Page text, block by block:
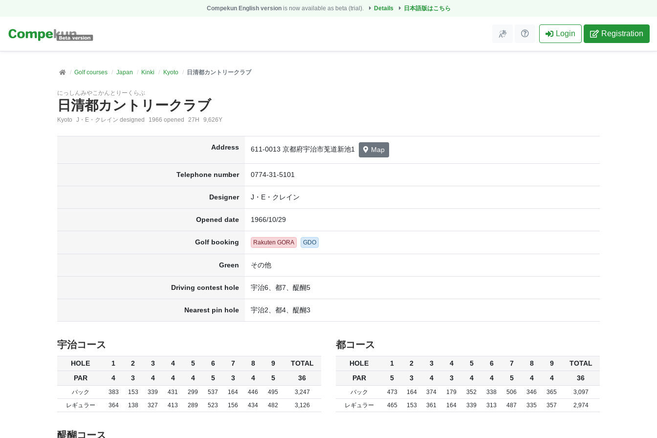
Compekun English versionis now available as beta (trial). Details 日本語版はこちら
Login Registration
Golf courses Japan Kinki Kyoto 日清都カントリークラブ
にっしんみやこかんとりーくらぶ
日清都カントリークラブ
Kyoto J・E・クレイン designed 1966 opened 27H 9,626Y
Address 611-0013 京都府宇治市莵道新池1 Map
Telephone number 0774-31-5101
Designer J・E・クレイン
Opened date 1966/10/29
Golf booking Rakuten GORA GDO
Green その他
Driving contest hole 宇治6、都7、醍醐5
Nearest pin hole 宇治2、都4、醍醐3
宇治コース
HOLE 1 2 3 4 5 6 7 8 9
TOTAL
PAR
4 3 4 4 4 5 3 4 5 36
バック 383 153 339 431 299 537 164 446 495
3,247
レギュラー
364 138 327 413 289 523 156 434 482 3,126
都コース
HOLE 1 2 3 4 5 6 7 8 9
TOTAL
PAR
5 3 4 3 4 4 5 4 4 36
バック 473 164 374 179 352 338 506 346 365
3,097
レギュラー
465 153 361 164 339 313 487 335 357 2,974
醍醐コース